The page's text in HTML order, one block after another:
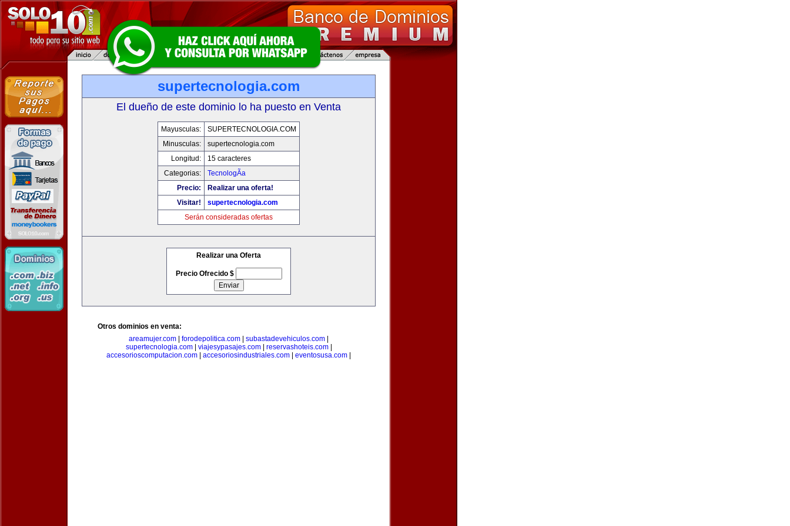
supertecnologia.com
El dueño de este dominio lo ha puesto en Venta
Mayusculas:
SUPERTECNOLOGIA.COM
Minusculas:
supertecnologia.com
Longitud:
15 caracteres
Categorias:
TecnologÃ­a
Precio:
Realizar una oferta!
Visitar!
supertecnologia.com
Serán consideradas ofertas
Realizar una Oferta
Precio Ofrecido $
Otros dominios en venta:
areamujer.com
forodepolitica.com subastadevehiculos.com
supertecnologia.com| viajesypasajes.com| reservashoteis.com|
accesorioscomputacion.com
accesoriosindustriales.com eventosusa.com